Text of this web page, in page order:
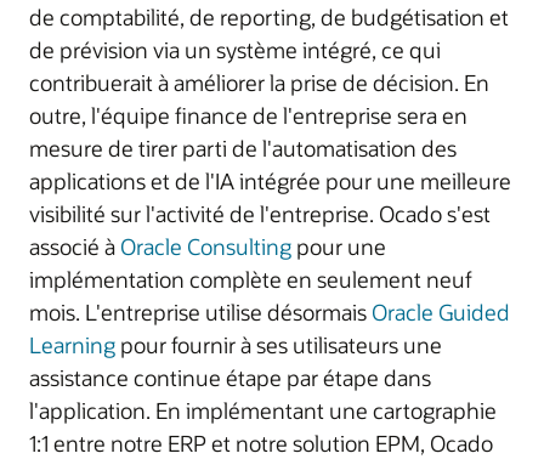
de comptabilité, de reporting, de budgétisation et
de prévision via un système intégré, ce qui
contribuerait à améliorer la prise de décision. En
outre, l'équipe finance de l'entreprise sera en
mesure de tirer parti de l'automatisation des
applications et de l'IA intégrée pour une meilleure
visibilité sur l'activité de l'entreprise. Ocado s'est
associé à Oracle Consulting pour une
implémentation complète en seulement neuf
mois. L'entreprise utilise désormais Oracle Guided
Learning pour fournir à ses utilisateurs une
assistance continue étape par étape dans
l'application. En implémentant une cartographie
1:1 entre notre ERP et notre solution EPM, Ocado